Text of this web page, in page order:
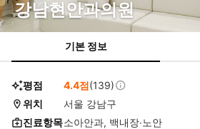
강남현안과의원
기본 정보
평점 4.4점(139)
위치
서울 강남구
진료항목소아안과, 백내장∙노안